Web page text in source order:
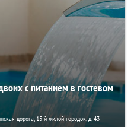
с питанием в гостевом
дорога, 15-й жилой городок, д. 43